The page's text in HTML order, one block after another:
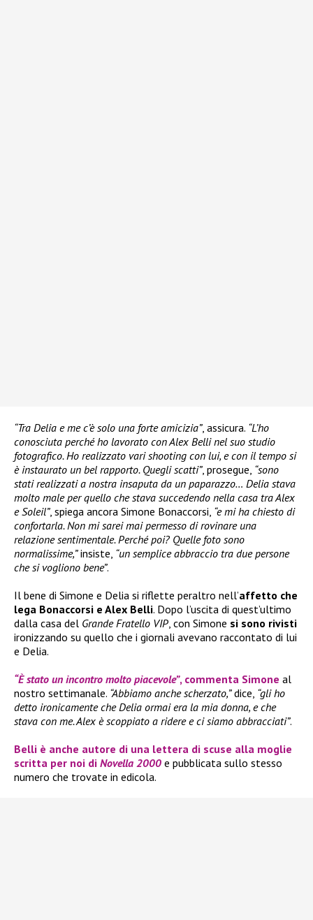
“Tra Delia e me c’è solo una forte amicizia”, assicura. “L’ho
conosciuta perché ho lavorato con Alex Belli nel suo studio
fotografico. Ho realizzato vari shooting con lui, e con il tempo si
è instaurato un bel rapporto. Quegli scatti”, prosegue, “sono
stati realizzati a nostra insaputa da un paparazzo… Delia stava
molto male per quello che stava succedendo nella casa tra Alex
e Soleil”, spiega ancora Simone Bonaccorsi, “e mi ha chiesto di
confortarla. Non mi sarei mai permesso di rovinare una
relazione sentimentale. Perché poi? Quelle foto sono
normalissime,”insiste, “un semplice abbraccio tra due persone
che si vogliono bene”.
Il bene di Simone e Delia si riflette peraltro nell’affetto che
lega Bonaccorsi e Alex Belli. Dopo l’uscita di quest’ultimo
dalla casa del Grande Fratello VIP, con Simone si sono rivisti
ironizzando su quello che i giornali avevano raccontato di lui
e Delia.
“È stato un incontro molto piacevole”, commenta Simone al
nostro settimanale. “Abbiamo anche scherzato,”dice, “gli ho
detto ironicamente che Delia ormai era la mia donna, e che
stava con me. Alex è scoppiato a ridere e ci siamo abbracciati”.
Belli è anche autore di una lettera di scuse alla moglie
scritta per noi di Novella 2000 e pubblicata sullo stesso
numero che trovate in edicola.